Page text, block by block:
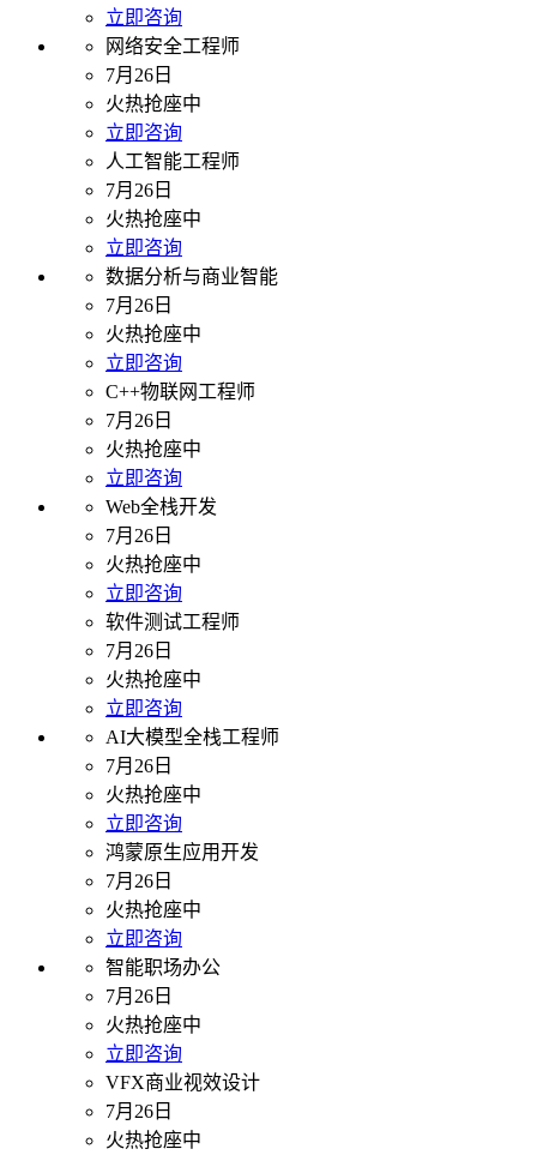
立即咨询
网络安全工程师
7月26日
火热抢座中
立即咨询
人工智能工程师
7月26日
火热抢座中
立即咨询
数据分析与商业智能
7月26日
火热抢座中
立即咨询
C++物联网工程师
7月26日
火热抢座中
立即咨询
Web全栈开发
7月26日
火热抢座中
立即咨询
软件测试工程师
7月26日
火热抢座中
立即咨询
AI大模型全栈工程师
7月26日
火热抢座中
立即咨询
鸿蒙原生应用开发
7月26日
火热抢座中
立即咨询
智能职场办公
7月26日
火热抢座中
立即咨询
VFX商业视效设计
7月26日
火热抢座中